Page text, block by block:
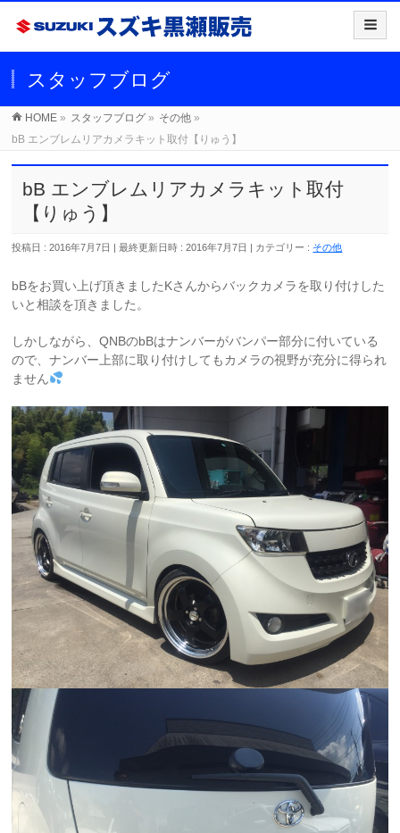
スタッフブログ
HOME » スタッフブログ » その他 »
bB エンブレムリアカメラキット取付【りゅう】
bB エンブレムリアカメラキット取付
【りゅう】
投稿日 : 2016年7月7日 最終更新日時 : 2016年7月7日 カテゴリー : その他
bBをお買い上げ頂きましたKさんからバックカメラを取り付けした
いと相談を頂きました。
しかしながら、QNBのbBはナンバーがバンパー部分に付いている
ので、ナンバー上部に取り付けしてもカメラの視野が充分に得られ
ません